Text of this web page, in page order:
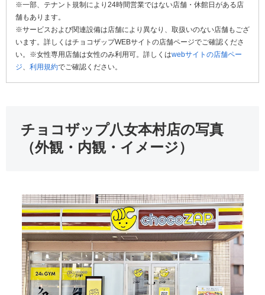
※一部、テナント規制により24時間営業ではない店舗・休館日がある店
舗もあります。
※サービスおよび関連設備は店舗により異なり、取扱いのない店舗もござ
います。詳しくはチョコザップWEBサイトの店舗ページでご確認くださ
い。※女性専用店舗は女性のみ利用可。詳しくはwebサイトの店舗ペー
ジ、 利用規約でご確認ください。
チョコザップ八女本村店の写真
（外観・内観・イメージ）